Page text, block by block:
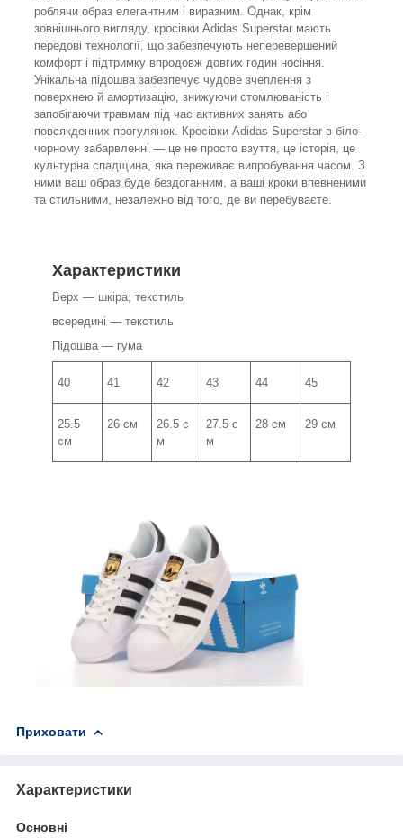
роблячи образ елегантним і виразним. Однак, крім
зовнішнього вигляду, кросівки Adidas Superstar мають
передові технології, що забезпечують неперевершений
комфорт і підтримку впродовж довгих годин носіння.
Унікальна підошва забезпечує чудове зчеплення з
поверхнею й амортизацію, знижуючи стомлюваність і
запобігаючи травмам під час активних занять або
повсякденних прогулянок. Кросівки Adidas Superstar в біло-
чорному забарвленні — це не просто взуття, це історія, це
культурна спадщина, яка переживає випробування часом. З
ними ваш образ буде бездоганним, а ваші кроки впевненими
та стильними, незалежно від того, де ви перебуваєте.
Характеристики
Верх — шкіра, текстиль
всередині — текстиль
Підошва — гума
40 41 42 43 44 45
25.5
см
26 см
26.5 с
м
27.5 с
м
28 см 29 см
Приховати
Характеристики
Основні